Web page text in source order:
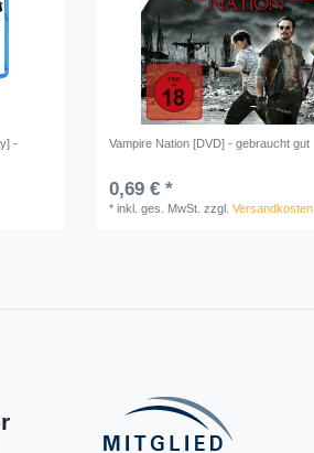
-
Vampire Nation [DVD] - gebraucht gut
0,69 € *
*inkl. ges. MwSt. zzgl.Versandkosten